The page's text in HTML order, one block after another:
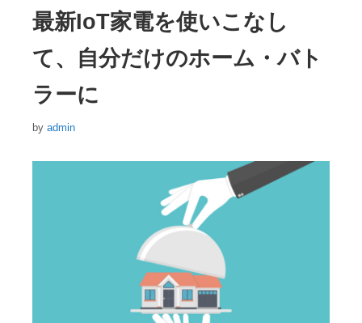
最新IoT家電を使いこなし
て、自分だけのホーム・バト
ラーに
by admin